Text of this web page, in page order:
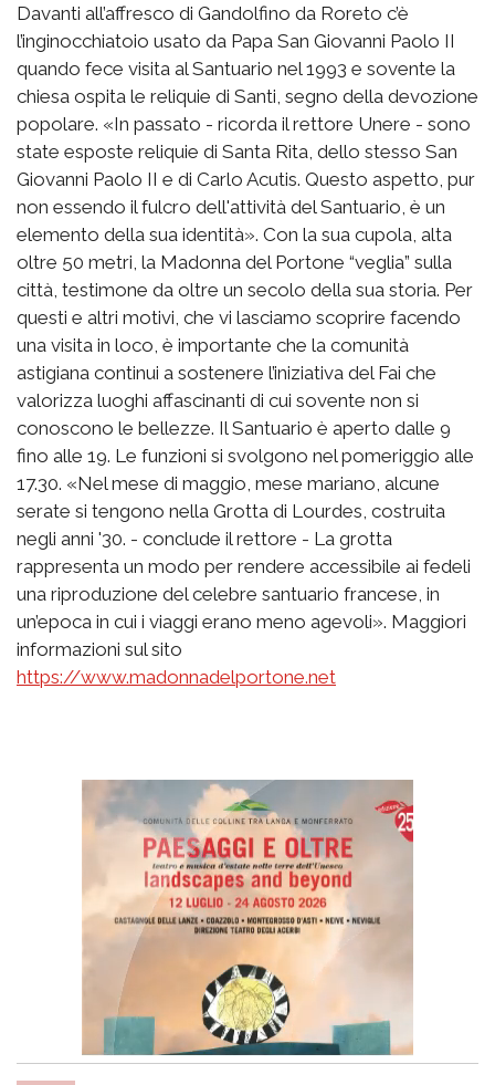
Davanti all’affresco di Gandolfino da Roreto c’è
l’inginocchiatoio usato da Papa San Giovanni Paolo II
quando fece visita al Santuario nel 1993 e sovente la
chiesa ospita le reliquie di Santi, segno della devozione
popolare. «In passato - ricorda il rettore Unere - sono
state esposte reliquie di Santa Rita, dello stesso San
Giovanni Paolo II e di Carlo Acutis. Questo aspetto, pur
non essendo il fulcro dell'attività del Santuario, è un
elemento della sua identità». Con la sua cupola, alta
oltre 50 metri, la Madonna del Portone “veglia” sulla
città, testimone da oltre un secolo della sua storia. Per
questi e altri motivi, che vi lasciamo scoprire facendo
una visita in loco, è importante che la comunità
astigiana continui a sostenere l’iniziativa del Fai che
valorizza luoghi affascinanti di cui sovente non si
conoscono le bellezze. Il Santuario è aperto dalle 9
fino alle 19. Le funzioni si svolgono nel pomeriggio alle
17.30. «Nel mese di maggio, mese mariano, alcune
serate si tengono nella Grotta di Lourdes, costruita
negli anni '30. - conclude il rettore - La grotta
rappresenta un modo per rendere accessibile ai fedeli
una riproduzione del celebre santuario francese, in
un’epoca in cui i viaggi erano meno agevoli». Maggiori
informazioni sul sito
https://www.madonnadelportone.net